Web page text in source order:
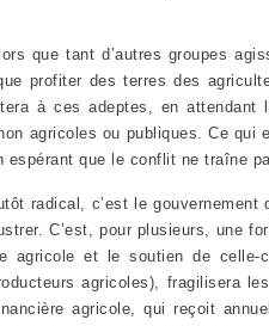
que tant d’autres groupes
profiter des terres des
à ces adeptes, en attendant
agricoles ou publiques. Ce qui
que le conflit ne traîne
radical, c’est le
C’est, pour plusieurs, une
agricole et le soutien de celle-
agricoles), fragilisera
agricole, qui reçoit